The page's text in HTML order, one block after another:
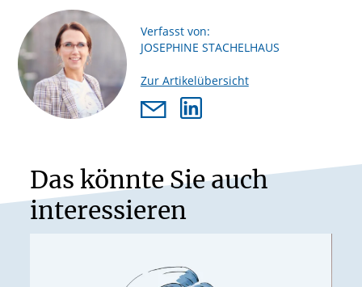
Verfasst von:
JOSEPHINE STACHELHAUS
Zur Artikelübersicht
Das könnte Sie auch
interessieren